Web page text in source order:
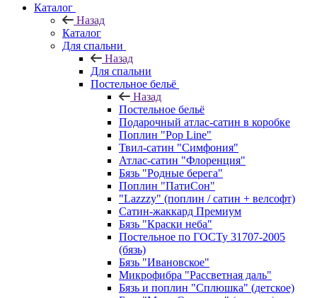
Каталог
Назад
Каталог
Для спальни
Назад
Для спальни
Постельное бельё
Назад
Постельное бельё
Подарочный атлас-сатин в коробке
Поплин "Pop Line"
Твил-сатин "Симфония"
Атлас-сатин "Флоренция"
Бязь "Родные берега"
Поплин "ПатиСон"
"Lazzzy" (поплин / сатин + велсофт)
Сатин-жаккард Премиум
Бязь "Краски неба"
Постельное по ГОСТу 31707-2005
(бязь)
Бязь "Ивановское"
Микрофибра "Рассветная даль"
Бязь и поплин "Сплюшка" (детское)